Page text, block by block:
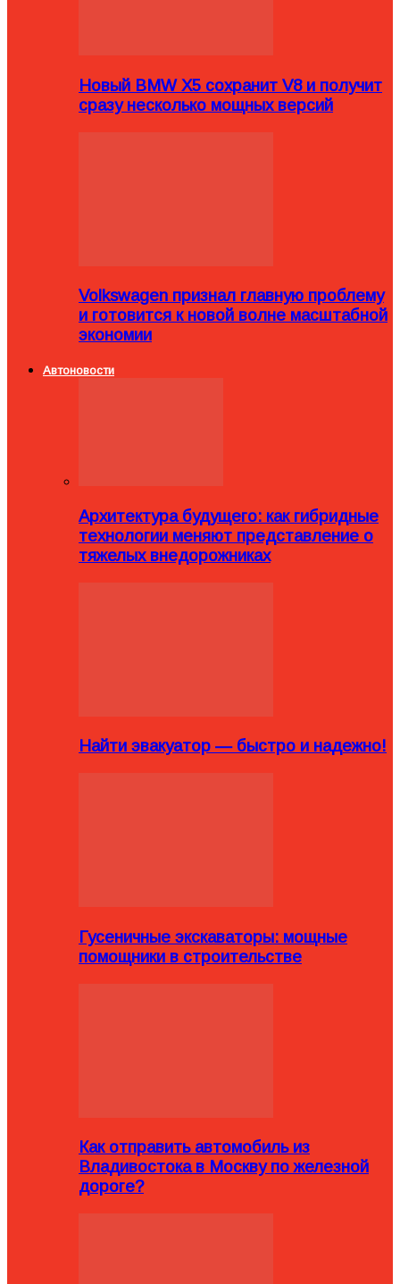
Новый BMW X5 сохранит V8 и получит
сразу несколько мощных версий
Volkswagen признал главную проблему
и готовится к новой волне масштабной
экономии
Автоновости
Архитектура будущего: как гибридные
технологии меняют представление о
тяжелых внедорожниках
Найти эвакуатор — быстро и надежно!
Гусеничные экскаваторы: мощные
помощники в строительстве
Как отправить автомобиль из
Владивостока в Москву по железной
дороге?